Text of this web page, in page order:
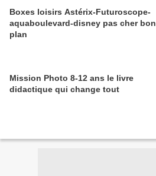
Boxes loisirs Astérix-Futuroscope-
aquaboulevard-disney pas cher bon
plan
Mission Photo 8-12 ans le livre
didactique qui change tout